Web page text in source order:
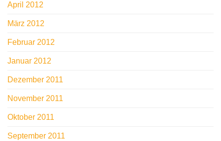
April 2012
März 2012
Februar 2012
Januar 2012
Dezember 2011
November 2011
Oktober 2011
September 2011